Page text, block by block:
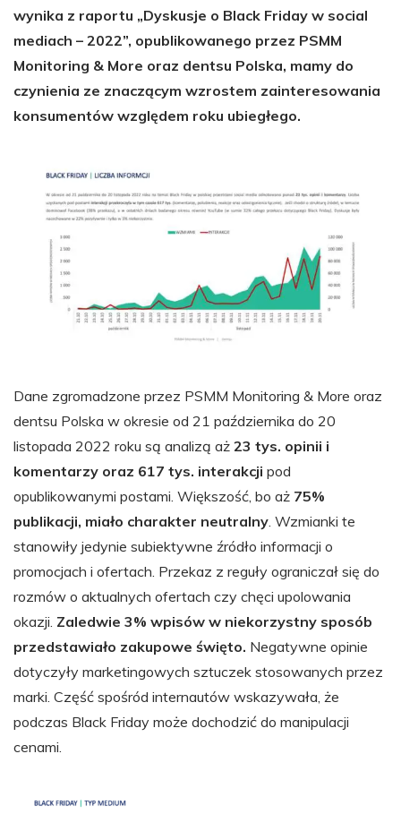
wynika z raportu „Dyskusje o Black Friday w social
mediach – 2022”, opublikowanego przez PSMM
Monitoring & More oraz dentsu Polska, mamy do
czynienia ze znaczącym wzrostem zainteresowania
konsumentów względem roku ubiegłego.
Dane zgromadzone przez PSMM Monitoring & More oraz
dentsu Polska w okresie od 21 października do 20
listopada 2022 roku są analizą aż 23 tys. opinii i
komentarzy oraz 617 tys. interakcji pod
opublikowanymi postami. Większość, bo aż 75%
publikacji, miało charakter neutralny. Wzmianki te
stanowiły jedynie subiektywne źródło informacji o
promocjach i ofertach. Przekaz z reguły ograniczał się do
rozmów o aktualnych ofertach czy chęci upolowania
okazji. Zaledwie 3% wpisów w niekorzystny sposób
przedstawiało zakupowe święto. Negatywne opinie
dotyczyły marketingowych sztuczek stosowanych przez
marki. Część spośród internautów wskazywała, że
podczas Black Friday może dochodzić do manipulacji
cenami.